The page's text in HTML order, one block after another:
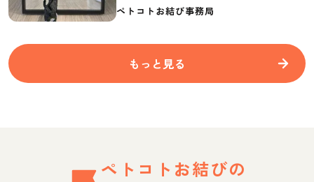
要なものを紹介
ペトコトお結び事務局
もっと見る
ペトコトお結びの